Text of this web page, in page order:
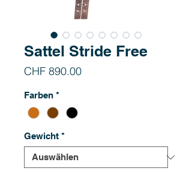
Sattel Stride Free
CHF 890.00Preis
Farben *
Gewicht *